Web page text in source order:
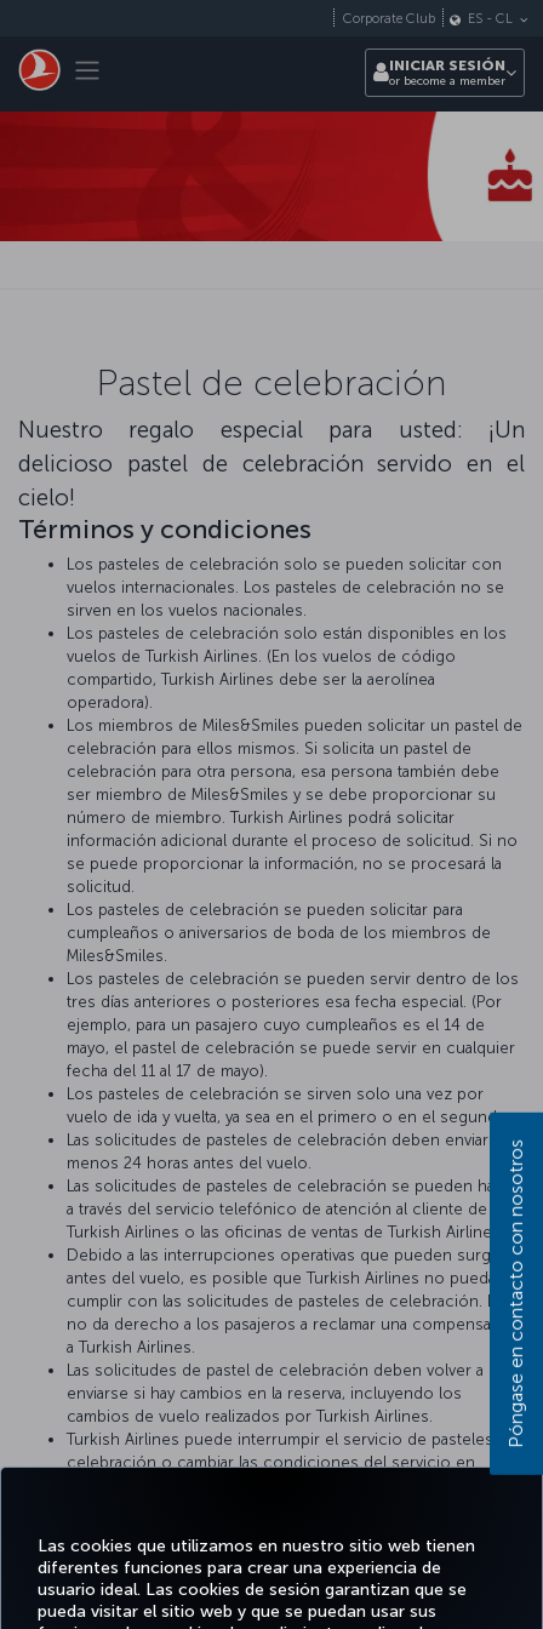
Las cookies que utilizamos en nuestro sitio web tienen
diferentes funciones para crear una experiencia de
usuario ideal. Las cookies de sesión garantizan que se
pueda visitar el sitio web y que se puedan usar sus
Toggle navigation
Corporate Club ES - CL
INICIAR SESIÓN
or become a member
Pastel de celebración
Nuestro regalo especial para usted: ¡Un
delicioso pastel de celebración servido en el
cielo!
Términos y condiciones
Los pasteles de celebración solo se pueden solicitar con
vuelos internacionales. Los pasteles de celebración no se
sirven en los vuelos nacionales.
Los pasteles de celebración solo están disponibles en los
vuelos de Turkish Airlines. (En los vuelos de código
compartido, Turkish Airlines debe ser la aerolínea
operadora).
Los miembros de Miles&Smiles pueden solicitar un pastel de
celebración para ellos mismos. Si solicita un pastel de
celebración para otra persona, esa persona también debe
ser miembro de Miles&Smiles y se debe proporcionar su
número de miembro. Turkish Airlines podrá solicitar
información adicional durante el proceso de solicitud. Si no
se puede proporcionar la información, no se procesará la
solicitud.
Los pasteles de celebración se pueden solicitar para
cumpleaños o aniversarios de boda de los miembros de
Miles&Smiles.
Los pasteles de celebración se pueden servir dentro de los
tres días anteriores o posteriores esa fecha especial. (Por
ejemplo, para un pasajero cuyo cumpleaños es el 14 de
mayo, el pastel de celebración se puede servir en cualquier
fecha del 11 al 17 de mayo).
Los pasteles de celebración se sirven solo una vez por
vuelo de ida y vuelta, ya sea en el primero o en el segundo.
Las solicitudes de pasteles de celebración deben enviarse al
menos 24 horas antes del vuelo.
Las solicitudes de pasteles de celebración se pueden hacer
a través del servicio telefónico de atención al cliente de
Turkish Airlines o las oficinas de ventas de Turkish Airlines.
Debido a las interrupciones operativas que pueden surgir
antes del vuelo, es posible que Turkish Airlines no pueda
cumplir con las solicitudes de pasteles de celebración. Esto
no da derecho a los pasajeros a reclamar una compensación
a Turkish Airlines.
Las solicitudes de pastel de celebración deben volver a
enviarse si hay cambios en la reserva, incluyendo los
cambios de vuelo realizados por Turkish Airlines.
Turkish Airlines puede interrumpir el servicio de pasteles de
celebración o cambiar las condiciones del servicio en
Póngase en contacto con nosotros